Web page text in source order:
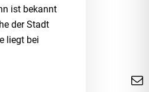
ist bekannt
der Stadt
liegt bei